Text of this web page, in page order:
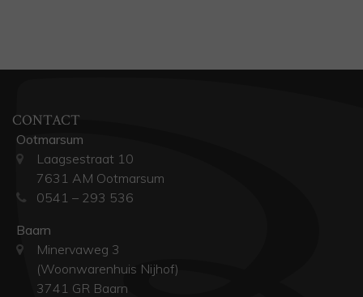
CONTACT
Ootmarsum
Laagsestraat 10
7631 AM Ootmarsum
0541 – 293 536
Baarn
Minervaweg 3
(Woonwarenhuis Nijhof)
3741 GR Baarn